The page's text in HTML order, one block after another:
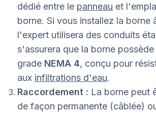
dédié entre le panneau et
borne. Si vous installez la borne
l'expert utilisera des conduits
s'assurera que la borne
grade NEMA 4, conçu pour
aux infiltrations d'eau.
Raccordement : La borne peut
de façon permanente (câblée)